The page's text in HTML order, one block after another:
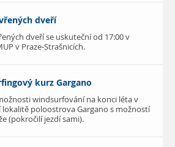
dveří
dveří se uskuteční od 17:00 v
v Praze-Strašnicích.
kurz Gargano
windsurfování na konci léta v
poloostrova Gargano s možností
(pokročilí jezdí sami).